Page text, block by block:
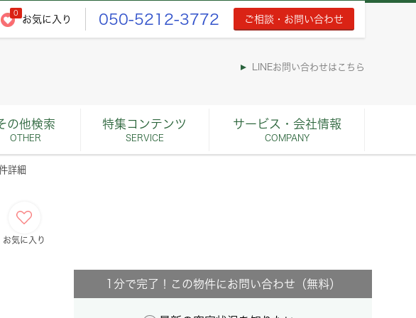
0
お気に入り 050-5212-3772 ご相談・お問い合わせ
LINEお問い合わせはこちら
の他検索
OTHER
特集コンテンツ
SERVICE
サービス・会社情報
COMPANY
詳細
お気に入り
1分で完了！この物件にお問い合わせ（無料）